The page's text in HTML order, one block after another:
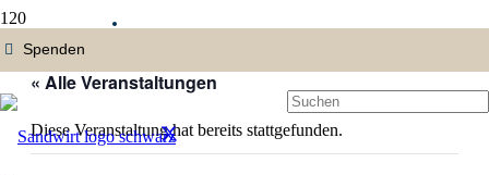
« Alle Veranstaltungen
Diese Veranstaltung hat bereits stattgefunden.